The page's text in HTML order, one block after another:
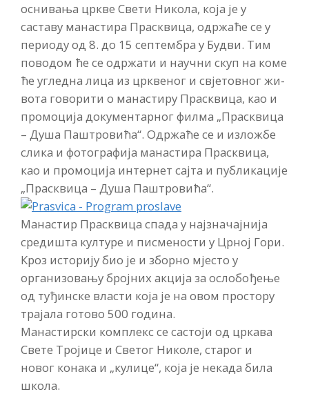
оснивања цркве Свети Никола, која је у
саставу манастира Прасквица, одржаће се у
периоду од 8. до 15 септембра у Будви. Тим
поводом ће се одр­жа­ти и на­уч­ни скуп на ко­ме
ће углед­на ли­ца из цр­кве­ног и свје­тов­ног жи­
во­та го­во­ри­ти о ма­на­сти­ру Пра­скви­ца, као и
промоција документарног филма „Прасквица
– Душа Паштровића“. Одржаће се и изложбе
слика и фотографија манастира Прасквица,
као и промоција интернет сајта и публикације
„Прасквица – Душа Паштровића“.
Манастир Прасквица спада у најзначајнија
средишта културе и писмености у Црној Гори.
Кроз историју био је и зборно мјесто у
организовању бројних акција за ослобођење
од туђинске власти која је на овом простору
трајала готово 500 година.
Манастирски комплекс се састоји од цркава
Свете Тројице и Светог Николе, старог и
новог конака и „кулице“, која је некада била
школа.